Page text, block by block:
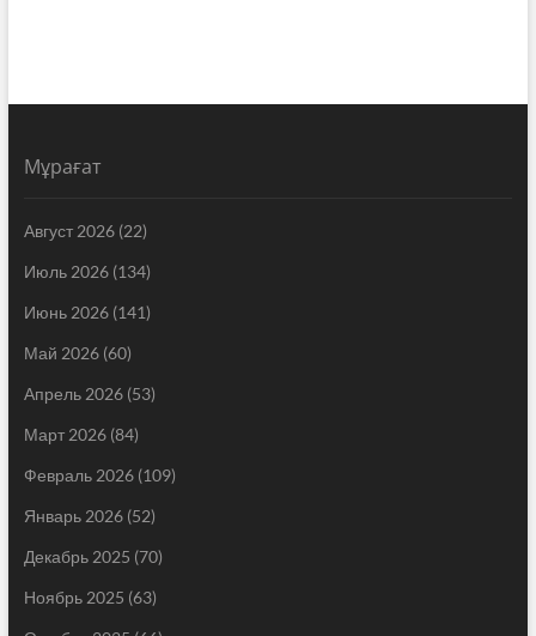
Мұрағат
Август 2026(22)
Июль 2026(134)
Июнь 2026(141)
Май 2026(60)
Апрель 2026(53)
Март 2026(84)
Февраль 2026(109)
Январь 2026(52)
Декабрь 2025 (70)
Ноябрь 2025 (63)